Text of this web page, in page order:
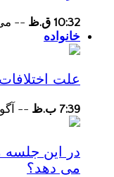
10:32 ق.ظ -- می 28,
خانواده
علت
7:39 ب.ظ --
در این جلسه
می دهد؟